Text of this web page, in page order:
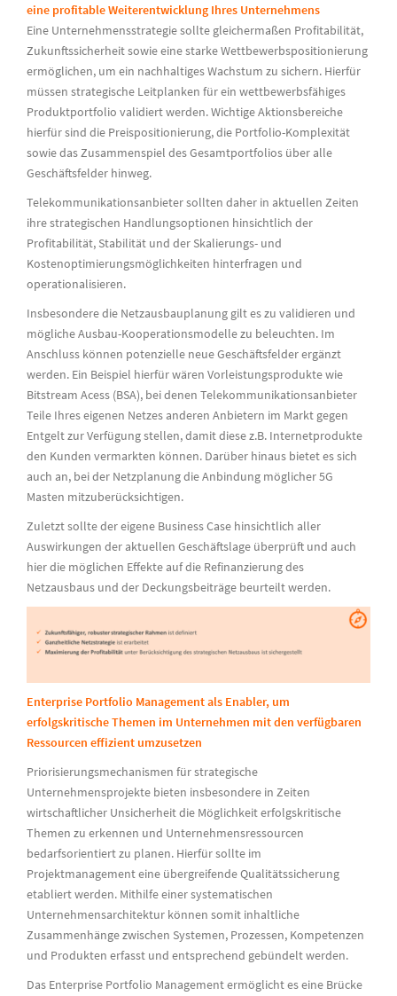
eine profitable Weiterentwicklung Ihres Unternehmens
Eine Unternehmensstrategie sollte gleichermaßen Profitabilität,
Zukunftssicherheit sowie eine starke Wettbewerbspositionierung
ermöglichen, um ein nachhaltiges Wachstum zu sichern. Hierfür
müssen strategische Leitplanken für ein wettbewerbsfähiges
Produktportfolio validiert werden. Wichtige Aktionsbereiche
hierfür sind die Preispositionierung, die Portfolio-Komplexität
sowie das Zusammenspiel des Gesamtportfolios über alle
Geschäftsfelder hinweg.
Telekommunikationsanbieter sollten daher in aktuellen Zeiten
ihre strategischen Handlungsoptionen hinsichtlich der
Profitabilität, Stabilität und der Skalierungs- und
Kostenoptimierungsmöglichkeiten hinterfragen und
operationalisieren.
Insbesondere die Netzausbauplanung gilt es zu validieren und
mögliche Ausbau-Kooperationsmodelle zu beleuchten. Im
Anschluss können potenzielle neue Geschäftsfelder ergänzt
werden. Ein Beispiel hierfür wären Vorleistungsprodukte wie
Bitstream Acess (BSA), bei denen Telekommunikationsanbieter
Teile Ihres eigenen Netzes anderen Anbietern im Markt gegen
Entgelt zur Verfügung stellen, damit diese z.B. Internetprodukte
den Kunden vermarkten können. Darüber hinaus bietet es sich
auch an, bei der Netzplanung die Anbindung möglicher 5G
Masten mitzuberücksichtigen.
Zuletzt sollte der eigene Business Case hinsichtlich aller
Auswirkungen der aktuellen Geschäftslage überprüft und auch
hier die möglichen Effekte auf die Refinanzierung des
Netzausbaus und der Deckungsbeiträge beurteilt werden.
Enterprise Portfolio Management als Enabler, um
erfolgskritische Themen im Unternehmen mit den verfügbaren
Ressourcen effizient umzusetzen
Priorisierungsmechanismen für strategische
Unternehmensprojekte bieten insbesondere in Zeiten
wirtschaftlicher Unsicherheit die Möglichkeit erfolgskritische
Themen zu erkennen und Unternehmensressourcen
bedarfsorientiert zu planen. Hierfür sollte im
Projektmanagement eine übergreifende Qualitätssicherung
etabliert werden. Mithilfe einer systematischen
Unternehmensarchitektur können somit inhaltliche
Zusammenhänge zwischen Systemen, Prozessen, Kompetenzen
und Produkten erfasst und entsprechend gebündelt werden.
Das Enterprise Portfolio Management ermöglicht es eine Brücke